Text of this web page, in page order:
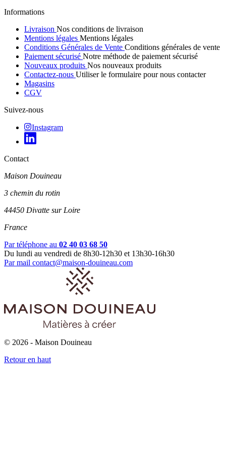
Informations
Livraison Nos conditions de livraison
Mentions légales Mentions légales
Conditions Générales de Vente Conditions générales de vente
Paiement sécurisé Notre méthode de paiement sécurisé
Nouveaux produits Nos nouveaux produits
Contactez-nous Utiliser le formulaire pour nous contacter
Magasins
CGV
Suivez-nous
Instagram
Contact
Maison Douineau
3 chemin du rotin
44450 Divatte sur Loire
France
Par téléphone au 02 40 03 68 50
Du lundi au vendredi de 8h30-12h30 et 13h30-16h30
Par mail contact@maison-douineau.com
© 2026 - Maison Douineau
Retour en haut